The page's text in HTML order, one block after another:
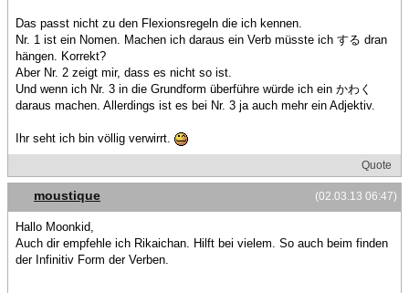
Das passt nicht zu den Flexionsregeln die ich kennen.
Nr. 1 ist ein Nomen. Machen ich daraus ein Verb müsste ich する dran
hängen. Korrekt?
Aber Nr. 2 zeigt mir, dass es nicht so ist.
Und wenn ich Nr. 3 in die Grundform überführe würde ich ein かわく
daraus machen. Allerdings ist es bei Nr. 3 ja auch mehr ein Adjektiv.
Ihr seht ich bin völlig verwirrt.
Quote
(02.03.13 06:47)
moustique
Hallo Moonkid,
Auch dir empfehle ich Rikaichan. Hilft bei vielem. So auch beim finden
der Infinitiv Form der Verben.